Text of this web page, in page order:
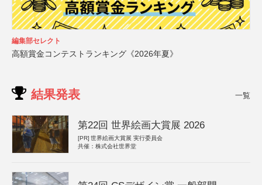
編集部セレクト
高額賞金コンテストランキング《2026年夏》
結果発表 一覧
第22回 世界絵画大賞展 2026
[PR] 世界絵画大賞展 実行委員会
共催：株式会社世界堂